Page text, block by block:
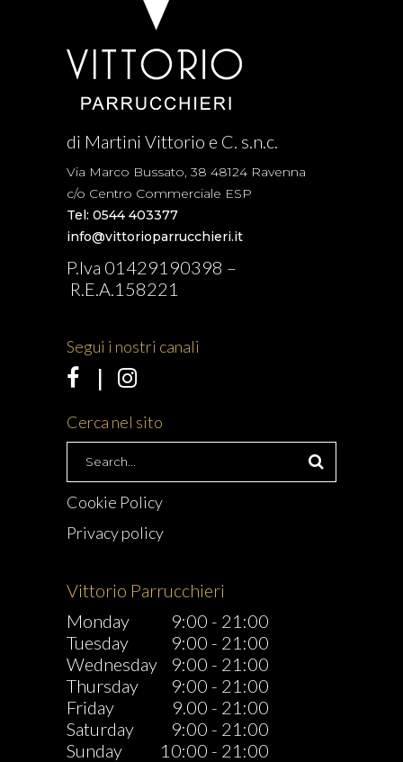
di Martini Vittorio e C. s.n.c.
Via Marco Bussato, 38 48124 Ravenna
c/o Centro Commerciale ESP
Tel: 0544 403377
info@vittorioparrucchieri.it
P.Iva 01429190398 –
R.E.A.158221
Segui i nostri canali
Cerca nel sito
Cookie Policy
Privacy policy
Vittorio Parrucchieri
Monday
9:00 - 21:00
Tuesday
9:00 - 21:00
Wednesday
9:00 - 21:00
Thursday
9:00 - 21:00
Friday
9.00 - 21:00
Saturday
9:00 - 21:00
Sunday
10:00 - 21:00